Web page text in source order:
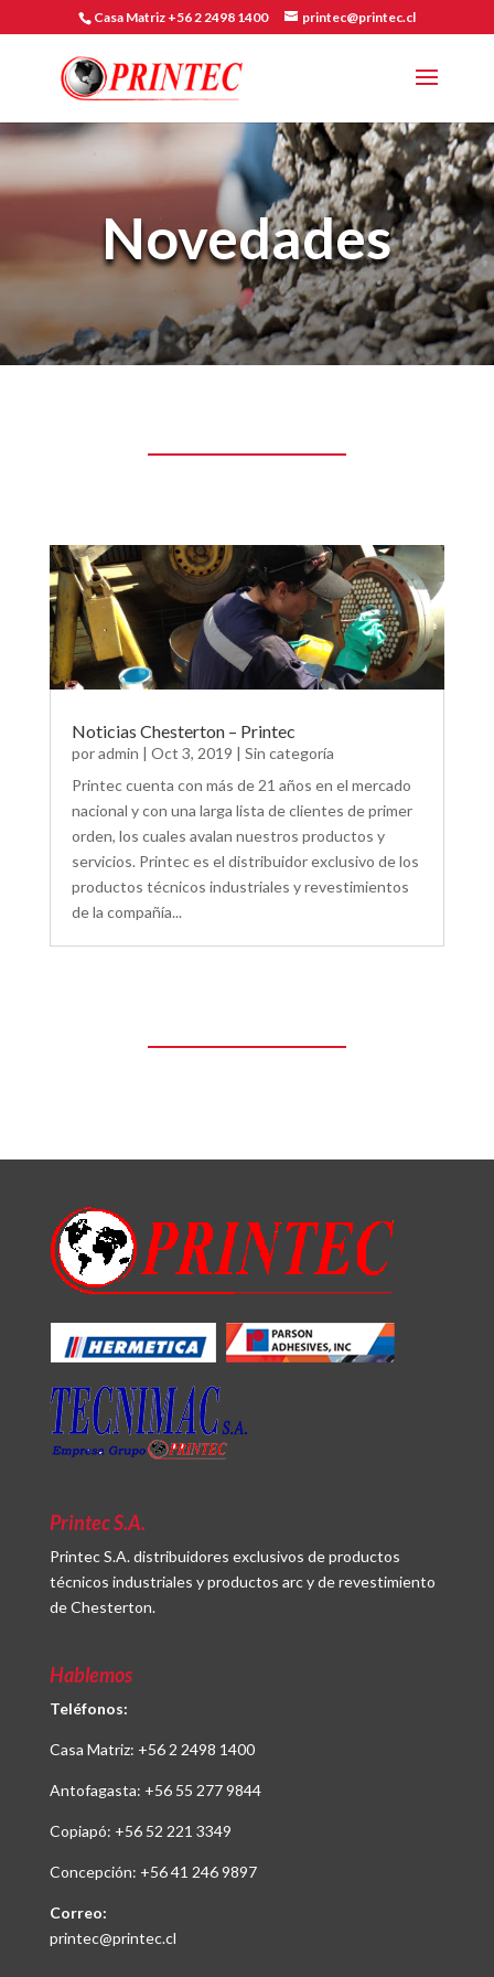
Casa Matriz +56 2 2498 1400 printec@printec.cl
Novedades
Noticias Chesterton – Printec
poradmin | Oct 3, 2019 | Sin categoría
Printec cuenta con más de 21 años en el mercado
nacional y con una larga lista de clientes de primer
orden, los cuales avalan nuestros productos y
servicios. Printec es el distribuidor exclusivo de los
productos técnicos industriales y revestimientos
de la compañía...
Printec S.A.
Printec S.A. distribuidores exclusivos de productos
técnicos industriales y productos arc y de revestimiento
de Chesterton.
Hablemos
Teléfonos:
Casa Matriz: +56 2 2498 1400
Antofagasta: +56 55 277 9844
Copiapó: +56 52 221 3349
Concepción: +56 41 246 9897
Correo:
printec@printec.cl